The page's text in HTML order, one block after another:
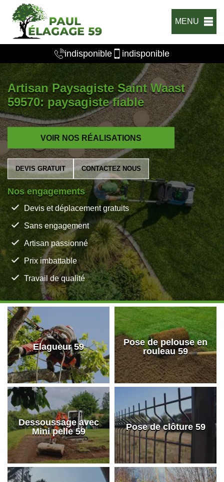
MENU
indisponible indisponible
Artisan Paysagiste Saint Waast
59570: paysagiste fiable
VOIR NOS RÉALISATIONS
DEVIS GRATUIT CONTACTEZ NOUS
Nos engagements
Devis et déplacement gratuits
Sans engagement
Artisan passionné
Prix imbattable
Travail de qualité
Elagueur 59
Pose de pelouse en
rouleau 59
Dessoussage avec
Mini pelle 59
Pose de clôture 59